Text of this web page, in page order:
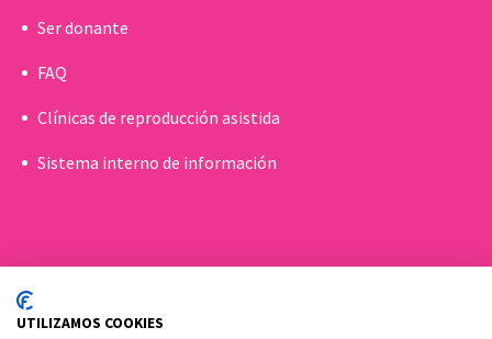
Ser donante
FAQ
Clínicas de reproducción asistida
Sistema interno de información
UTILIZAMOS COOKIES